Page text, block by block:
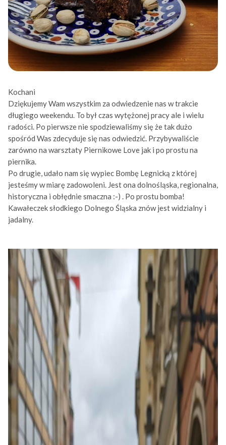
Kochani
Dziękujemy Wam wszystkim za odwiedzenie nas w trakcie
długiego weekendu. To był czas wytężonej pracy ale i wielu
radości. Po pierwsze nie spodziewaliśmy się że tak dużo
spośród Was zdecyduje się nas odwiedzić. Przybywaliście
zarówno na warsztaty Piernikowe Love jak i po prostu na
piernika.
Po drugie, udało nam się wypiec Bombę Legnicką z której
jesteśmy w miarę zadowoleni. Jest ona dolnośląska, regionalna,
historyczna i obłędnie smaczna :-) . Po prostu bomba!
Kawałeczek słodkiego Dolnego Śląska znów jest widzialny i
jadalny.